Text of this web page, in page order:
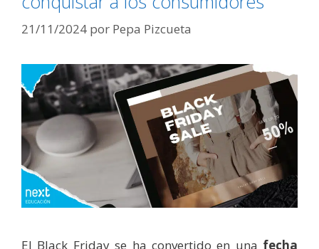
21/11/2024 por Pepa Pizcueta
El Black Friday se ha convertido en una fecha